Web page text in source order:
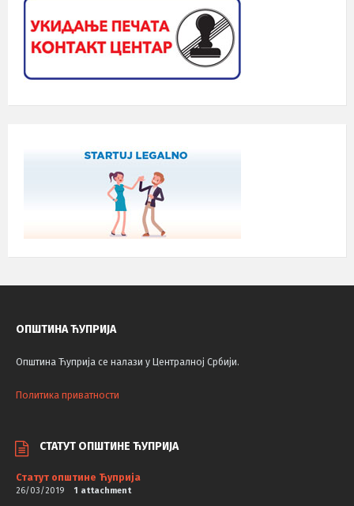
ОПШТИНА ЋУПРИЈА
Општина Ћуприја се налази у Централној Србији.
Политика приватности
СТАТУТ ОПШТИНЕ ЋУПРИЈА
Статут општине Ћуприја
26/03/2019 1 attachment